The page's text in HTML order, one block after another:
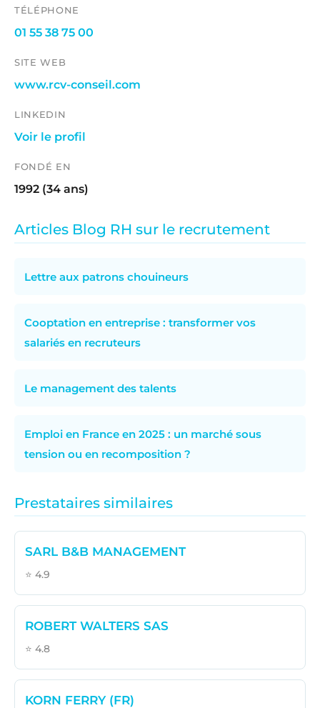
TÉLÉPHONE
01 55 38 75 00
SITE WEB
www.rcv-conseil.com
LINKEDIN
Voir le profil
FONDÉ EN
1992 (34 ans)
Articles Blog RH sur le recrutement
Lettre aux patrons chouineurs
Cooptation en entreprise : transformer vos
salariés en recruteurs
Le management des talents
Emploi en France en 2025 : un marché sous
tension ou en recomposition ?
Prestataires similaires
SARL B&B MANAGEMENT
⭐ 4.9
ROBERT WALTERS SAS
⭐ 4.8
KORN FERRY (FR)